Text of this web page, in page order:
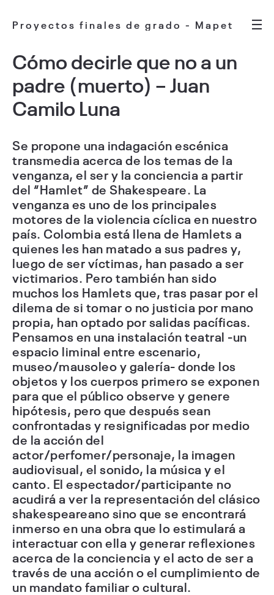
Proyectos finales de grado - Mapet
Cómo decirle que no a un
padre (muerto) – Juan
Camilo Luna
Se propone una indagación escénica
transmedia acerca de los temas de la
venganza, el ser y la conciencia a partir
del “Hamlet” de Shakespeare. La
venganza es uno de los principales
motores de la violencia cíclica en nuestro
país. Colombia está llena de Hamlets a
quienes les han matado a sus padres y,
luego de ser víctimas, han pasado a ser
victimarios. Pero también han sido
muchos los Hamlets que, tras pasar por el
dilema de si tomar o no justicia por mano
propia, han optado por salidas pacíficas.
Pensamos en una instalación teatral -un
espacio liminal entre escenario,
museo/mausoleo y galería- donde los
objetos y los cuerpos primero se exponen
para que el público observe y genere
hipótesis, pero que después sean
confrontadas y resignificadas por medio
de la acción del
actor/perfomer/personaje, la imagen
audiovisual, el sonido, la música y el
canto. El espectador/participante no
acudirá a ver la representación del clásico
shakespeareano sino que se encontrará
inmerso en una obra que lo estimulará a
interactuar con ella y generar reflexiones
acerca de la conciencia y el acto de ser a
través de una acción o el cumplimiento de
un mandato familiar o cultural.